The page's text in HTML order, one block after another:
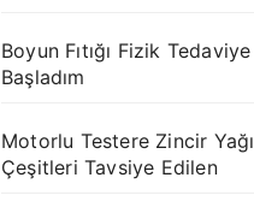
Boyun Fıtığı Fizik Tedaviye
Başladım
Motorlu Testere Zincir Yağı
Çeşitleri Tavsiye Edilen